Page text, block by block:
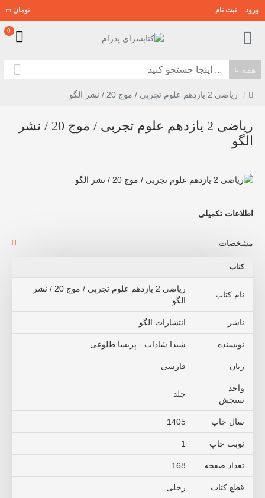
ورود ثبت نام تومان
0
همه
ریاضی 2 یازدهم علوم تجربی / موج 20 / نشر الگو
ریاضی 2 یازدهم علوم تجربی / موج 20 / نشر
الگو
اطلاعات تکمیلی
مشخصات
کتاب
نام کتاب
ریاضی 2 یازدهم علوم تجربی / موج 20 / نشر
الگو
ناشر انتشارات الگو
نویسنده شیدا شاداب - پریسا طلوعی
زبان فارسی
واحد
سنجش
جلد
سال چاپ 1405
نوبت چاپ 1
تعداد صفحه 168
قطع کتاب رحلی